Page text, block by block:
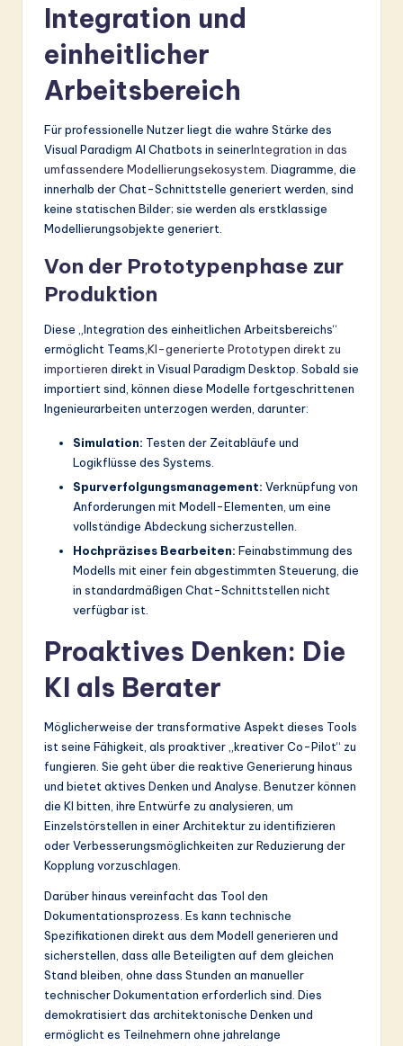
Integration und
einheitlicher
Arbeitsbereich
Für professionelle Nutzer liegt die wahre Stärke des
Visual Paradigm AI Chatbots in seinerIntegration in das
umfassendere Modellierungsekosystem . Diagramme, die
innerhalb der Chat-Schnittstelle generiert werden, sind
keine statischen Bilder; sie werden als erstklassige
Modellierungsobjekte generiert.
Von der Prototypenphase zur
Produktion
Diese „Integration des einheitlichen Arbeitsbereichs“
ermöglicht Teams, KI-generierte Prototypen direkt zu
importieren direkt in Visual Paradigm Desktop. Sobald sie
importiert sind, können diese Modelle fortgeschrittenen
Ingenieurarbeiten unterzogen werden, darunter:
Simulation: Testen der Zeitabläufe und
Logikflüsse des Systems.
Spurverfolgungsmanagement: Verknüpfung von
Anforderungen mit Modell-Elementen, um eine
vollständige Abdeckung sicherzustellen.
Hochpräzises Bearbeiten: Feinabstimmung des
Modells mit einer fein abgestimmten Steuerung, die
in standardmäßigen Chat-Schnittstellen nicht
verfügbar ist.
Proaktives Denken: Die
KI als Berater
Möglicherweise der transformative Aspekt dieses Tools
ist seine Fähigkeit, als proaktiver „kreativer Co-Pilot“ zu
fungieren. Sie geht über die reaktive Generierung hinaus
und bietet aktives Denken und Analyse. Benutzer können
die KI bitten, ihre Entwürfe zu analysieren, um
Einzelstörstellen in einer Architektur zu identifizieren
oder Verbesserungsmöglichkeiten zur Reduzierung der
Kopplung vorzuschlagen.
Darüber hinaus vereinfacht das Tool den
Dokumentationsprozess. Es kann technische
Spezifikationen direkt aus dem Modell generieren und
sicherstellen, dass alle Beteiligten auf dem gleichen
Stand bleiben, ohne dass Stunden an manueller
technischer Dokumentation erforderlich sind. Dies
demokratisiert das architektonische Denken und
ermöglicht es Teilnehmern ohne jahrelange